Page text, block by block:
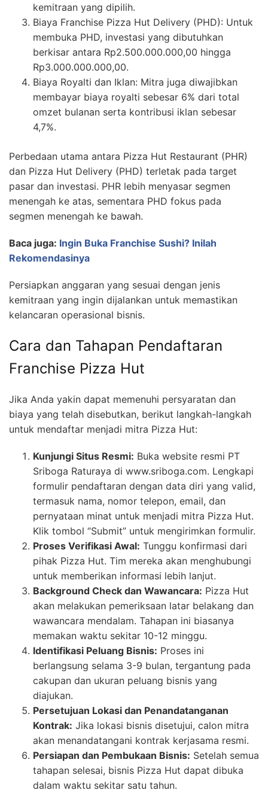
kemitraan yang dipilih.
Biaya Franchise Pizza Hut Delivery (PHD): Untuk
membuka PHD, investasi yang dibutuhkan
berkisar antara Rp2.500.000.000,00 hingga
Rp3.000.000.000,00.
Biaya Royalti dan Iklan: Mitra juga diwajibkan
membayar biaya royalti sebesar 6% dari total
omzet bulanan serta kontribusi iklan sebesar
4,7%.
Perbedaan utama antara Pizza Hut Restaurant (PHR)
dan Pizza Hut Delivery (PHD) terletak pada target
pasar dan investasi. PHR lebih menyasar segmen
menengah ke atas, sementara PHD fokus pada
segmen menengah ke bawah.
Baca juga: Ingin Buka Franchise Sushi? Inilah
Rekomendasinya
Persiapkan anggaran yang sesuai dengan jenis
kemitraan yang ingin dijalankan untuk memastikan
kelancaran operasional bisnis.
Cara dan Tahapan Pendaftaran
Franchise Pizza Hut
Jika Anda yakin dapat memenuhi persyaratan dan
biaya yang telah disebutkan, berikut langkah-langkah
untuk mendaftar menjadi mitra Pizza Hut:
Kunjungi Situs Resmi: Buka website resmi PT
Sriboga Raturaya di www.sriboga.com. Lengkapi
formulir pendaftaran dengan data diri yang valid,
termasuk nama, nomor telepon, email, dan
pernyataan minat untuk menjadi mitra Pizza Hut.
Klik tombol “Submit” untuk mengirimkan formulir.
Proses Verifikasi Awal: Tunggu konfirmasi dari
pihak Pizza Hut. Tim mereka akan menghubungi
untuk memberikan informasi lebih lanjut.
Background Check dan Wawancara: Pizza Hut
akan melakukan pemeriksaan latar belakang dan
wawancara mendalam. Tahapan ini biasanya
memakan waktu sekitar 10-12 minggu.
Identifikasi Peluang Bisnis: Proses ini
berlangsung selama 3-9 bulan, tergantung pada
cakupan dan ukuran peluang bisnis yang
diajukan.
Persetujuan Lokasi dan Penandatanganan
Kontrak: Jika lokasi bisnis disetujui, calon mitra
akan menandatangani kontrak kerjasama resmi.
Persiapan dan Pembukaan Bisnis: Setelah semua
tahapan selesai, bisnis Pizza Hut dapat dibuka
dalam waktu sekitar satu tahun.